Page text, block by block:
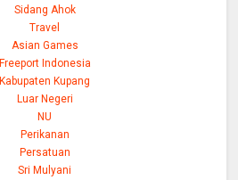
Sidang Ahok
Travel
Asian Games
Freeport Indonesia
Kabupaten Kupang
Luar Negeri
NU
Perikanan
Persatuan
Sri Mulyani